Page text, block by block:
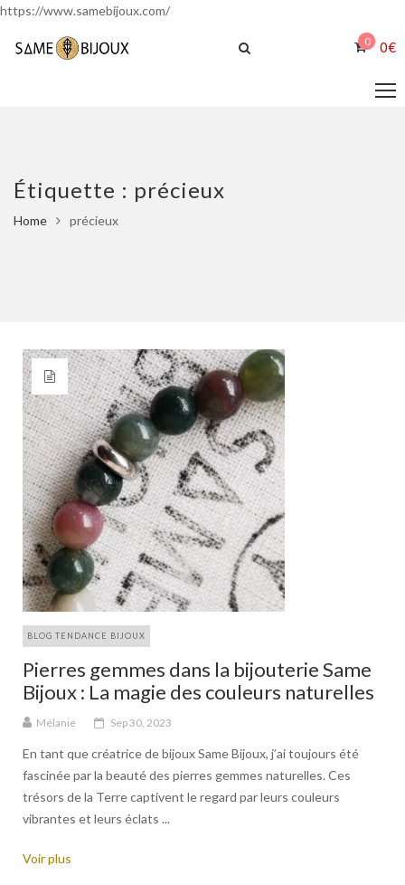
https://www.samebijoux.com/
0 0€
Étiquette : précieux
Home précieux
BLOG TENDANCE BIJOUX
Pierres gemmes dans la bijouterie Same
Bijoux : La magie des couleurs naturelles
Mélanie Sep 30, 2023
En tant que créatrice de bijoux Same Bijoux, j’ai toujours été
fascinée par la beauté des pierres gemmes naturelles. Ces
trésors de la Terre captivent le regard par leurs couleurs
vibrantes et leurs éclats ...
Voir plus